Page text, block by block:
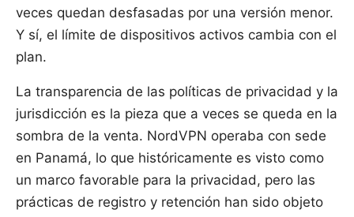
veces quedan desfasadas por una versión menor.
Y sí, el límite de dispositivos activos cambia con el
plan.
La transparencia de las políticas de privacidad y la
jurisdicción es la pieza que a veces se queda en la
sombra de la venta. NordVPN operaba con sede
en Panamá, lo que históricamente es visto como
un marco favorable para la privacidad, pero las
prácticas de registro y retención han sido objeto